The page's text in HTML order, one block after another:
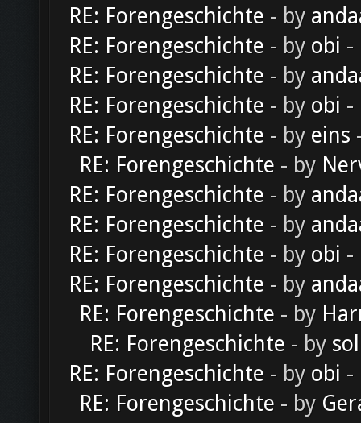
RE: Forengeschichte - by
RE: Forengeschichte - by obi -
RE: Forengeschichte - by
RE: Forengeschichte - by obi -
RE: Forengeschichte - by eins
RE: Forengeschichte - by
RE: Forengeschichte - by
RE: Forengeschichte - by
RE: Forengeschichte - by obi -
RE: Forengeschichte - by
RE: Forengeschichte - by
RE: Forengeschichte - by
RE: Forengeschichte - by obi -
RE: Forengeschichte - by